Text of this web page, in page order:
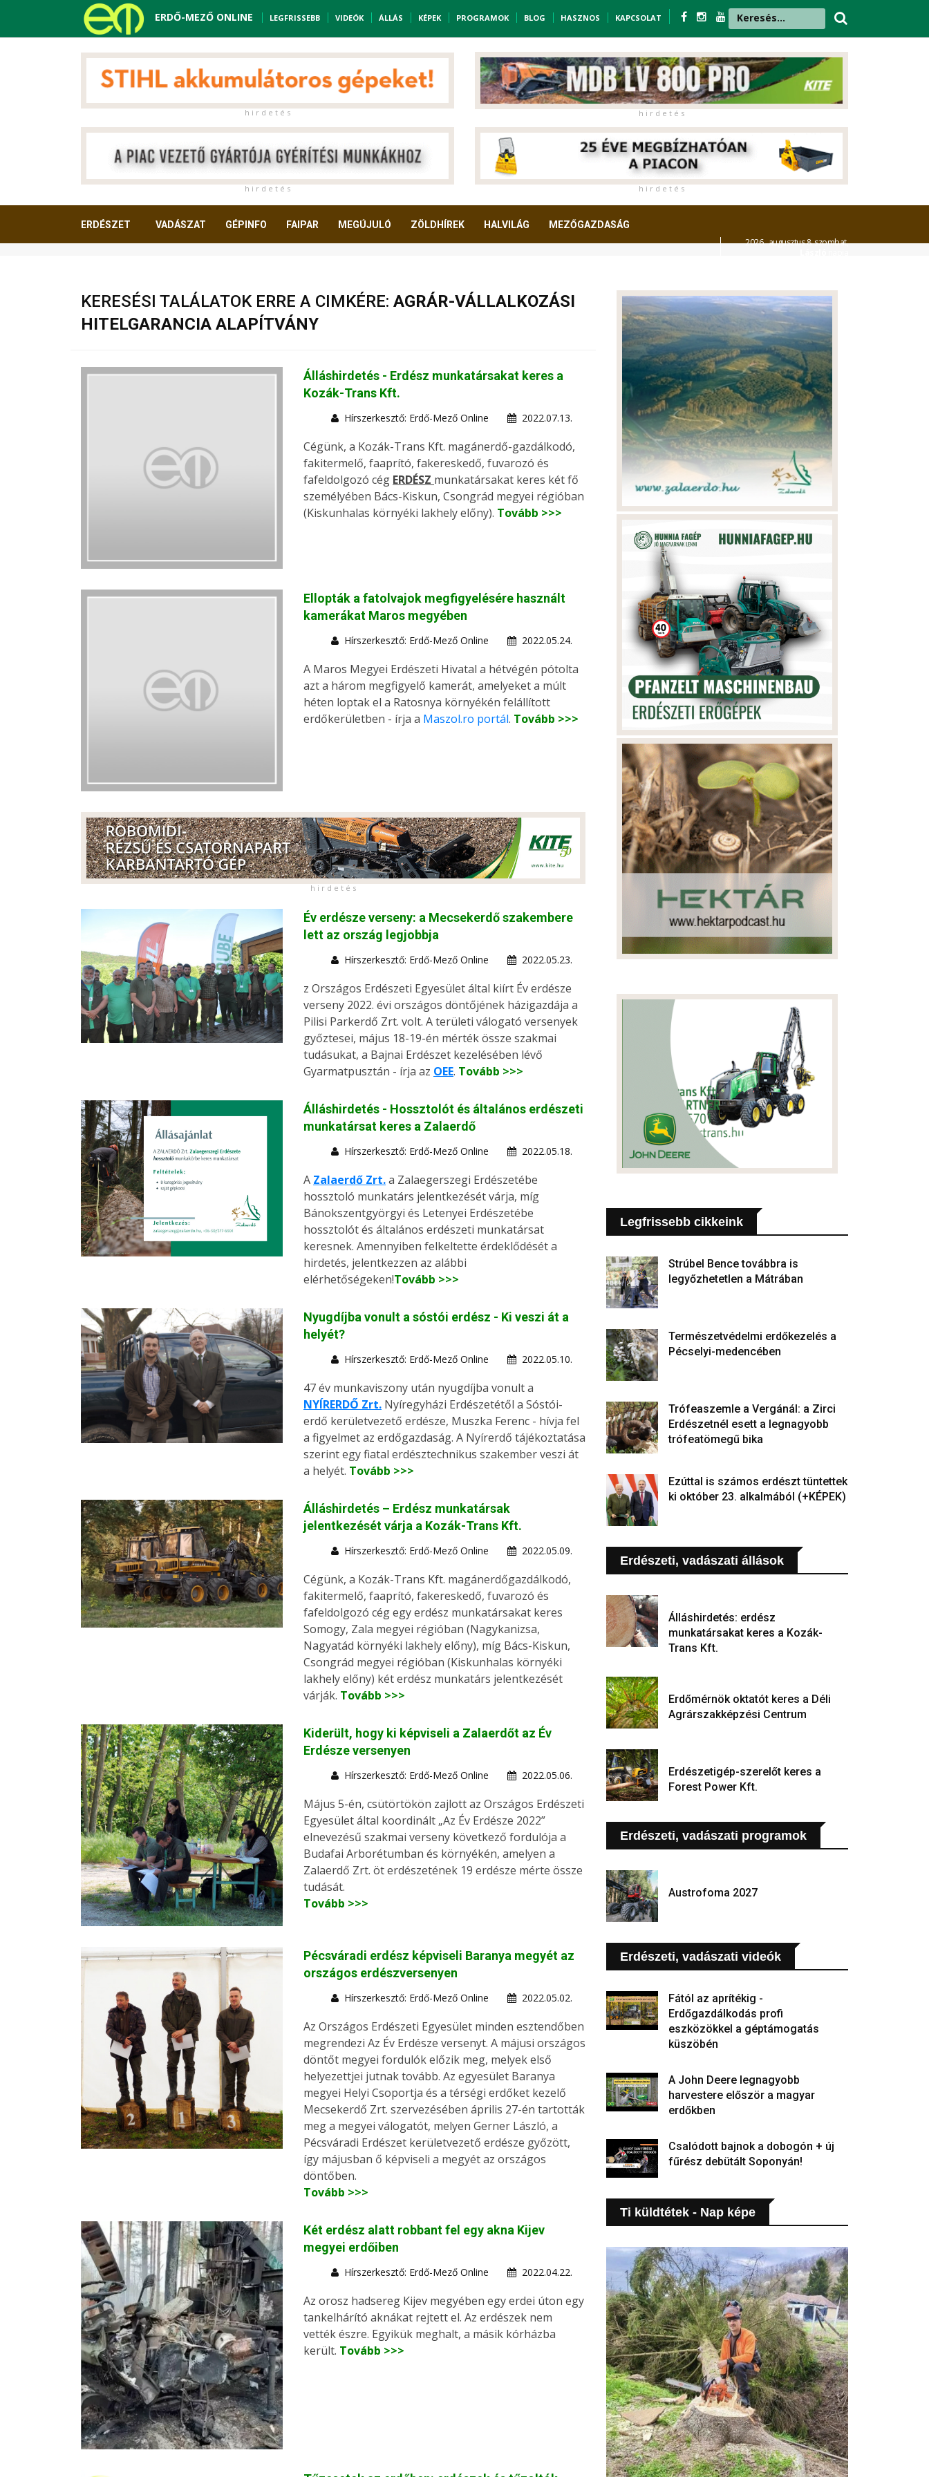
ERDŐ-MEZŐ ONLINE LEGFRISSEBB VIDEÓK ÁLLÁS KÉPEK PROGRAMOK BLOG HASZNOS KAPCSOLAT
h i r d e t é s h i r d e t é s
h i r d e t é s h i r d e t é s
ERDÉSZET VADÁSZAT GÉPINFO FAIPAR MEGÚJULÓ ZÖLDHÍREK HALVILÁG MEZŐGAZDASÁG
2026. augusztus 8. szombat,
KERESÉSI TALÁLATOK ERRE A CIMKÉRE: AGRÁR-VÁLLALKOZÁSI
HITELGARANCIA ALAPÍTVÁNY
Álláshirdetés - Erdész munkatársakat keres a
Kozák-Trans Kft.
Hírszerkesztő: Erdő-Mező Online 2022.07.13.
Cégünk, a Kozák-Trans Kft. magánerdő-gazdálkodó,
fakitermelő, faaprító, fakereskedő, fuvarozó és
fafeldolgozó cég ERDÉSZ munkatársakat keres két fő
személyében Bács-Kiskun, Csongrád megyei régióban
(Kiskunhalas környéki lakhely előny). Tovább >>>
Ellopták a fatolvajok megfigyelésére használt
kamerákat Maros megyében
Hírszerkesztő: Erdő-Mező Online 2022.05.24.
A Maros Megyei Erdészeti Hivatal a hétvégén pótolta
azt a három megfigyelő kamerát, amelyeket a múlt
héten loptak el a Ratosnya környékén felállított
erdőkerületben - írja a Maszol.ro portál. Tovább >>>
h i r d e t é s
Év erdésze verseny: a Mecsekerdő szakembere
lett az ország legjobbja
Hírszerkesztő: Erdő-Mező Online 2022.05.23.
z Országos Erdészeti Egyesület által kiírt Év erdésze
verseny 2022. évi országos döntőjének házigazdája a
Pilisi Parkerdő Zrt. volt. A területi válogató versenyek
győztesei, május 18-19-én mérték össze szakmai
tudásukat, a Bajnai Erdészet kezelésében lévő
Gyarmatpusztán - írja az OEE. Tovább >>>
Álláshirdetés - Hossztolót és általános erdészeti
munkatársat keres a Zalaerdő
Hírszerkesztő: Erdő-Mező Online 2022.05.18.
A Zalaerdő Zrt.a Zalaegerszegi Erdészetébe
hossztoló munkatárs jelentkezését várja, míg
Bánokszentgyörgyi és Letenyei Erdészetébe
hossztolót és általános erdészeti munkatársat
keresnek. Amennyiben felkeltette érdeklődését a
hirdetés, jelentkezzen az alábbi
elérhetőségeken!Tovább >>>
Nyugdíjba vonult a sóstói erdész - Ki veszi át a
helyét?
Hírszerkesztő: Erdő-Mező Online 2022.05.10.
47 év munkaviszony után nyugdíjba vonult a
NYÍRERDŐ Zrt. Nyíregyházi Erdészetétől a Sóstói-
erdő kerületvezető erdésze, Muszka Ferenc - hívja fel
a figyelmet az erdőgazdaság. A Nyírerdő tájékoztatása
szerint egy fiatal erdésztechnikus szakember veszi át
a helyét. Tovább >>>
Álláshirdetés – Erdész munkatársak
jelentkezését várja a Kozák-Trans Kft.
Hírszerkesztő: Erdő-Mező Online 2022.05.09.
Cégünk, a Kozák-Trans Kft. magánerdőgazdálkodó,
fakitermelő, faaprító, fakereskedő, fuvarozó és
fafeldolgozó cég egy erdész munkatársakat keres
Somogy, Zala megyei régióban (Nagykanizsa,
Nagyatád környéki lakhely előny), míg Bács-Kiskun,
Csongrád megyei régióban (Kiskunhalas környéki
lakhely előny) két erdész munkatárs jelentkezését
várják. Tovább >>>
Kiderült, hogy ki képviseli a Zalaerdőt az Év
Erdésze versenyen
Hírszerkesztő: Erdő-Mező Online 2022.05.06.
Május 5-én, csütörtökön zajlott az Országos Erdészeti
Egyesület által koordinált „Az Év Erdésze 2022”
elnevezésű szakmai verseny következő fordulója a
Budafai Arborétumban és környékén, amelyen a
Zalaerdő Zrt. öt erdészetének 19 erdésze mérte össze
tudását.
Tovább >>>
Pécsváradi erdész képviseli Baranya megyét az
országos erdészversenyen
Hírszerkesztő: Erdő-Mező Online 2022.05.02.
Az Országos Erdészeti Egyesület minden esztendőben
megrendezi Az Év Erdésze versenyt. A májusi országos
döntőt megyei fordulók előzik meg, melyek első
helyezettjei jutnak tovább. Az egyesület Baranya
megyei Helyi Csoportja és a térségi erdőket kezelő
Mecsekerdő Zrt. szervezésében április 27-én tartották
meg a megyei válogatót, melyen Gerner László, a
Pécsváradi Erdészet kerületvezető erdésze győzött,
így májusban ő képviseli a megyét az országos
döntőben.
Tovább >>>
Két erdész alatt robbant fel egy akna Kijev
megyei erdőiben
Hírszerkesztő: Erdő-Mező Online 2022.04.22.
Az orosz hadsereg Kijev megyében egy erdei úton egy
tankelhárító aknákat rejtett el. Az erdészek nem
vették észre. Egyikük meghalt, a másik kórházba
került. Tovább >>>
Legfrissebb cikkeink
Strúbel Bence továbbra is
legyőzhetetlen a Mátrában
Természetvédelmi erdőkezelés a
Pécselyi-medencében
Trófeaszemle a Vergánál: a Zirci
Erdészetnél esett a legnagyobb
trófeatömegű bika
Ezúttal is számos erdészt tüntettek
ki október 23. alkalmából (+KÉPEK)
Erdészeti, vadászati állások
Álláshirdetés: erdész
munkatársakat keres a Kozák-
Trans Kft.
Erdőmérnök oktatót keres a Déli
Agrárszakképzési Centrum
Erdészetigép-szerelőt keres a
Forest Power Kft.
Erdészeti, vadászati programok
Austrofoma 2027
Erdészeti, vadászati videók
Fától az aprítékig -
Erdőgazdálkodás profi
eszközökkel a géptámogatás
küszöbén
A John Deere legnagyobb
harvestere először a magyar
erdőkben
Csalódott bajnok a dobogón + új
fűrész debütált Soponyán!
Ti küldtétek - Nap képe